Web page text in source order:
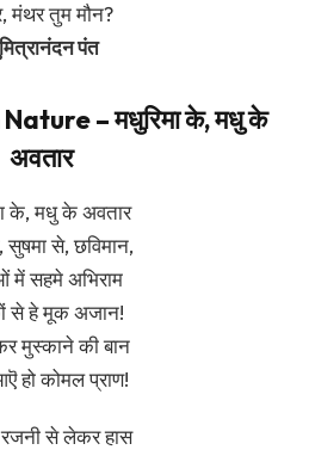
मंथर तुम मौन?
पंत
– मधुरिमा के, मधु के
अवतार
के, मधु के अवतार
से, छविमान,
सहमे अभिराम
से हे मूक अजान!
मुस्काने की बान
हो कोमल प्राण!
रजनी से लेकर हास